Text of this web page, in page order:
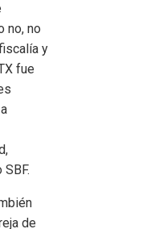
no, no
y
fue
de